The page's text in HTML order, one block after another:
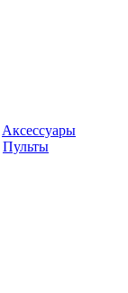
Аксессуары
Пульты